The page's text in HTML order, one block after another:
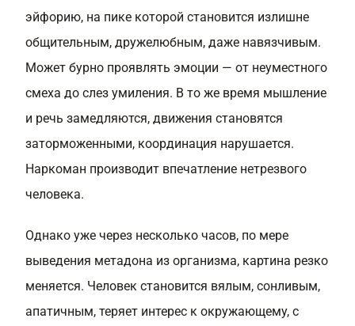
эйфорию, на пике которой становится излишне
общительным, дружелюбным, даже навязчивым.
Может бурно проявлять эмоции — от неуместного
смеха до слез умиления. В то же время мышление
и речь замедляются, движения становятся
заторможенными, координация нарушается.
Наркоман производит впечатление нетрезвого
человека.
Однако уже через несколько часов, по мере
выведения метадона из организма, картина резко
меняется. Человек становится вялым, сонливым,
апатичным, теряет интерес к окружающему, с